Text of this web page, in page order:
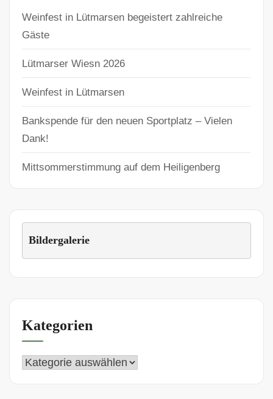
Weinfest in Lütmarsen begeistert zahlreiche
Gäste
Lütmarser Wiesn 2026
Weinfest in Lütmarsen
Bankspende für den neuen Sportplatz – Vielen
Dank!
Mittsommerstimmung auf dem Heiligenberg
Bildergalerie
Kategorien